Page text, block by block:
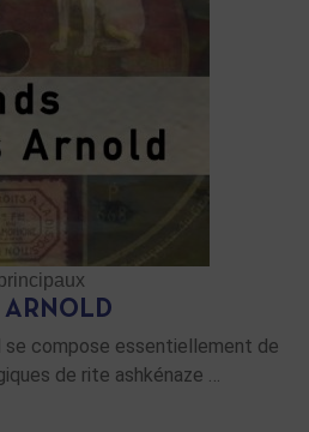
ARNOLD
se compose essentiellement de
de rite ashkénaze …